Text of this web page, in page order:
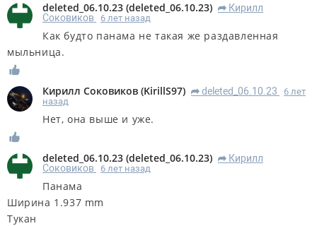
deleted_06.10.23 (deleted_06.10.23) R Кирилл
Соковиков
6 лет назад
Как будто панама не такая же раздавленная
мыльница.
Кирилл Соковиков (KirillS97) R deleted_06.10.23
6 лет
назад
Нет, она выше и уже.
deleted_06.10.23 (deleted_06.10.23) R Кирилл
Соковиков
6 лет назад
Панама
Ширина 1.937 mm
Тукан